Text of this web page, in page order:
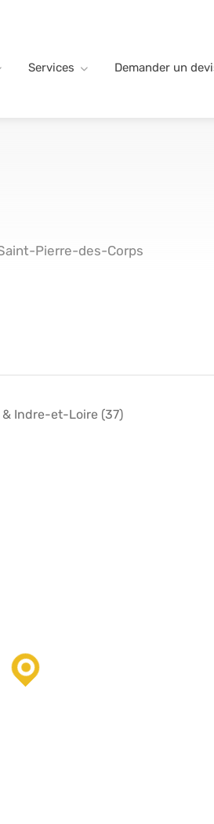
Services Demander un
Pierre-des-Corps
& Indre-et-Loire (37)